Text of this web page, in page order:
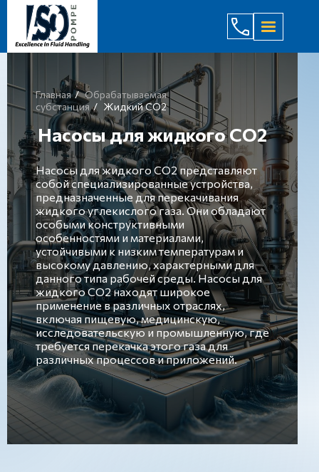
(044)
Главная
Обрабатываемая
субстанция
Жидкий СО2
Насосы для жидкого СО2
Насосы для жидкого СО2 представляют
собой специализированные устройства,
предназначенные для перекачивания
жидкого углекислого газа. Они обладают
особыми конструктивными
особенностями и материалами,
устойчивыми к низким температурам и
высокому давлению, характерными для
данного типа рабочей среды. Насосы для
жидкого СО2 находят широкое
применение в различных отраслях,
включая пищевую, медицинскую,
исследовательскую и промышленную, где
требуется перекачка этого газа для
различных процессов и приложений.